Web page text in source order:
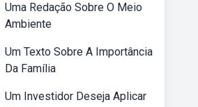
Uma Redação Sobre O Meio
Ambiente
Um Texto Sobre A Importância
Da Família
Um Investidor Deseja Aplicar